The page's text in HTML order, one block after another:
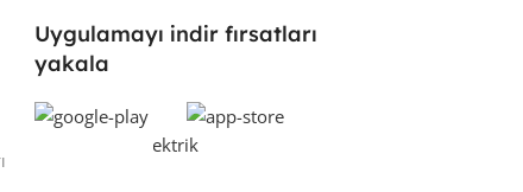
Uygulamayı indir fırsatları
yakala